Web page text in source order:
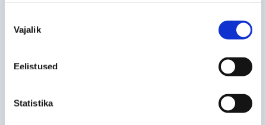
valik
Vajalik
Eelistused
Statistika